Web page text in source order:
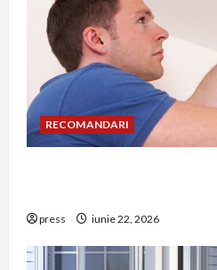
RECOMANDARI
press iunie 22, 2026